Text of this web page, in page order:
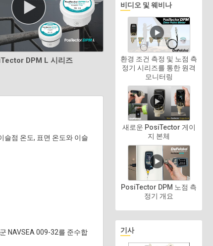
비디오 및 웨비나
환경 조건 측정 및 노점 측
정기 시리즈를 통한 원격
모니터링
새로운 PosiTector 게이
지 본체
PosiTector DPM 노점 측
정기 개요
기사
DPM L 시리즈
슬점 온도, 표면 온도와 이슬
NAVSEA 009-32를 준수합